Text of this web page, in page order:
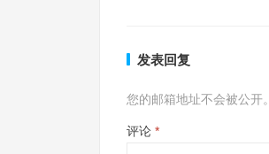
发表回复
您的邮箱地址不会被公开。
评论 *